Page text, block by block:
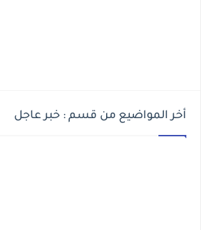
أخر المواضيع من قسم : خبر عاجل